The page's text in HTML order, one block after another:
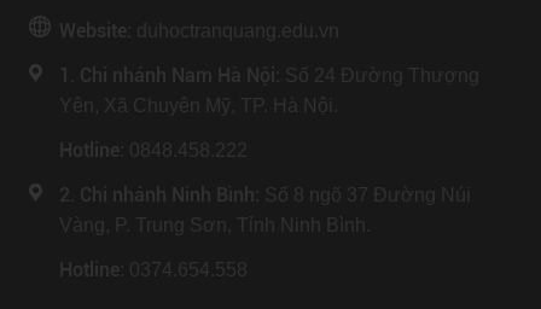
Website: duhoctranquang.edu.vn
1. Chi nhánh Nam Hà Nội: Số 24 Đường Thượng
Yên, Xã Chuyên Mỹ, TP. Hà Nội.
Hotline: 0848.458.222
2. Chi nhánh Ninh Bình: Số 8 ngõ 37 Đường Núi
Vàng, P. Trung Sơn, Tỉnh Ninh Bình.
Hotline: 0374.654.558